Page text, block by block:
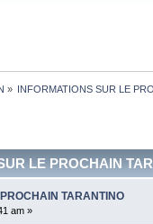
» INFORMATIONS SUR LE
LE PROCHAIN
TARANTINO
am »